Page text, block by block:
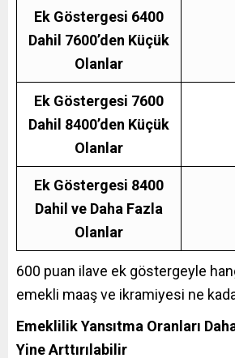
Ek Göstergesi 6400
Dahil 7600’den Küçük
Olanlar
Ek Göstergesi 7600
Dahil 8400’den Küçük
Olanlar
Ek Göstergesi 8400
Dahil ve Daha Fazla
Olanlar
600 puan ilave ek göstergeyle
emekli maaş ve ikramiyesi ne
Emeklilik Yansıtma Oranları
Yine Arttırılabilir